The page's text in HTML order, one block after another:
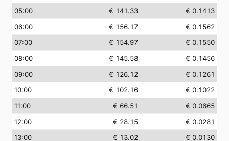
05:00
€ 141.33
€ 0.1413
06:00
€ 156.17
€ 0.1562
07:00
€ 154.97
€ 0.1550
08:00
€ 145.58
€ 0.1456
09:00
€ 126.12
€ 0.1261
10:00
€ 102.16
€ 0.1022
11:00
€ 66.51
€ 0.0665
12:00
€ 28.15
€ 0.0281
13:00
€ 13.02
€ 0.0130